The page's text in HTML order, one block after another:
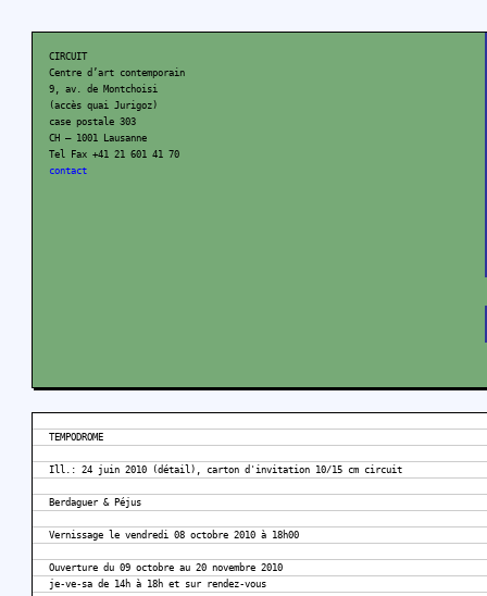
CIRCUIT
Centre d’art contemporain
9, av. de Montchoisi
(accès quai Jurigoz)
case postale 303
CH – 1001 Lausanne
Tel Fax +41 21 601 41 70
contact
TEMPODROME
Ill.: 24 juin 2010 (détail), carton d'invitation 10/15 cm circuit
Berdaguer & Péjus
Vernissage le vendredi 08 octobre 2010 à 18h00
Ouverture du 09 octobre au 20 novembre 2010
je-ve-sa de 14h à 18h et sur rendez-vous